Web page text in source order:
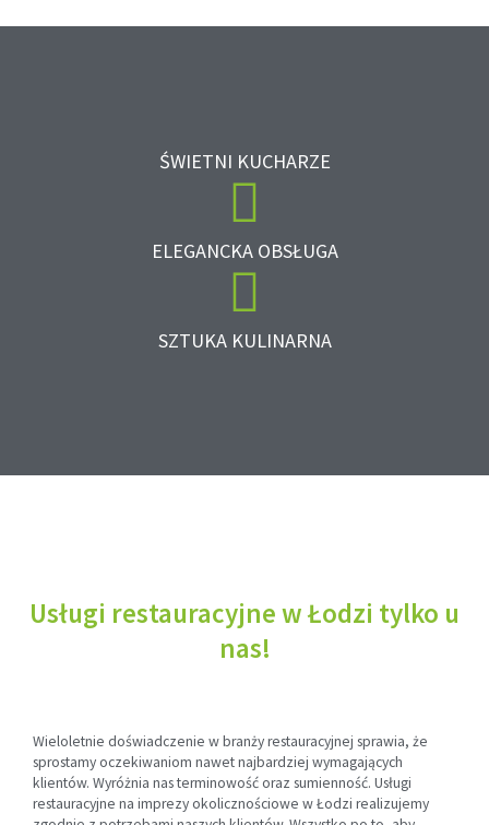
ŚWIETNI KUCHARZE
ELEGANCKA OBSŁUGA
SZTUKA KULINARNA
Usługi restauracyjne w Łodzi tylko u
nas!
Wieloletnie doświadczenie w branży restauracyjnej sprawia, że
sprostamy oczekiwaniom nawet najbardziej wymagających
klientów. Wyróżnia nas terminowość oraz sumienność. Usługi
restauracyjne na imprezy okolicznościowe w Łodzi realizujemy